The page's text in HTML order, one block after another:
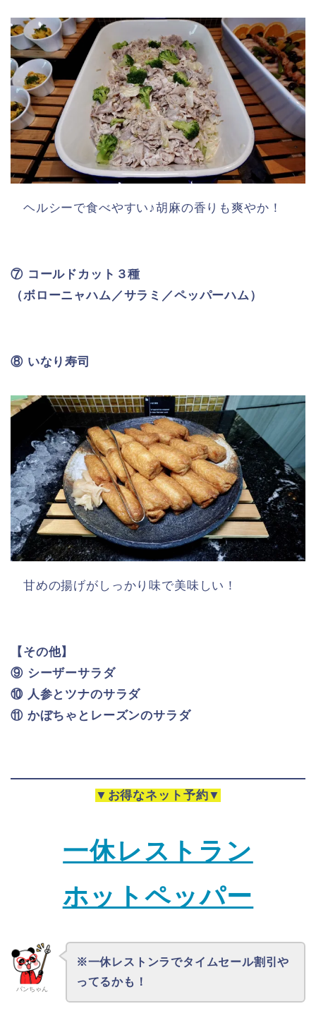
ヘルシーで食べやすい♪胡麻の香りも爽やか！
⑦ コールドカット３種
（ボローニャハム／サラミ／ペッパーハム）
⑧ いなり寿司
甘めの揚げがしっかり味で美味しい！
【その他】
⑨ シーザーサラダ
⑩ 人参とツナのサラダ
⑪ かぼちゃとレーズンのサラダ
▼お得なネット予約▼
一休レストラン
ホットペッパー
パンちゃん
※一休レストンラでタイムセール割引や
ってるかも！